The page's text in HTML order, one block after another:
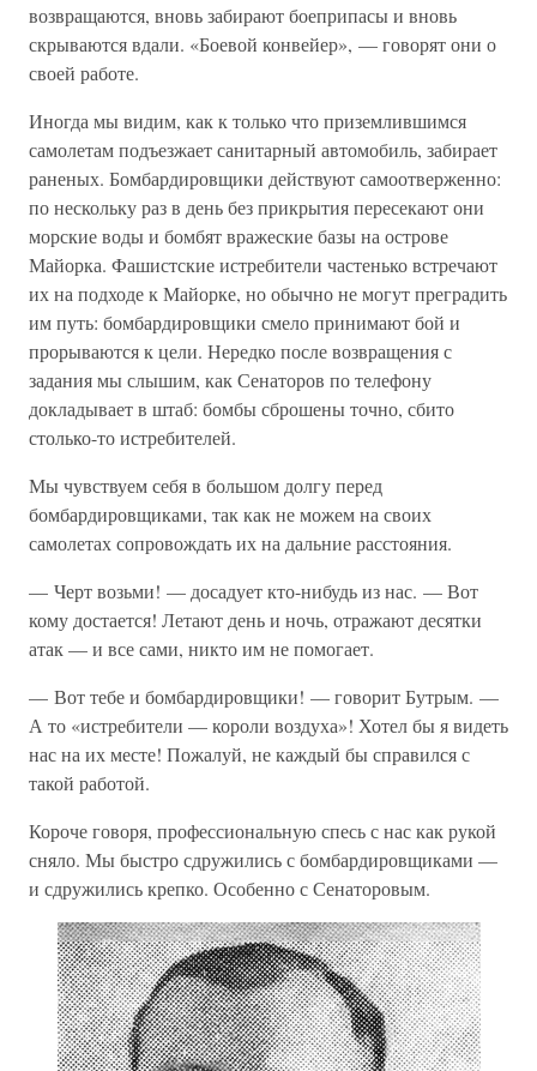
возвращаются, вновь забирают боеприпасы и вновь
скрываются вдали. «Боевой конвейер», — говорят они о
своей работе.
Иногда мы видим, как к только что приземлившимся
самолетам подъезжает санитарный автомобиль, забирает
раненых. Бомбардировщики действуют самоотверженно:
по нескольку раз в день без прикрытия пересекают они
морские воды и бомбят вражеские базы на острове
Майорка. Фашистские истребители частенько встречают
их на подходе к Майорке, но обычно не могут преградить
им путь: бомбардировщики смело принимают бой и
прорываются к цели. Нередко после возвращения с
задания мы слышим, как Сенаторов по телефону
докладывает в штаб: бомбы сброшены точно, сбито
столько-то истребителей.
Мы чувствуем себя в большом долгу перед
бомбардировщиками, так как не можем на своих
самолетах сопровождать их на дальние расстояния.
— Черт возьми! — досадует кто-нибудь из нас. — Вот
кому достается! Летают день и ночь, отражают десятки
атак — и все сами, никто им не помогает.
— Вот тебе и бомбардировщики! — говорит Бутрым. —
А то «истребители — короли воздуха»! Хотел бы я видеть
нас на их месте! Пожалуй, не каждый бы справился с
такой работой.
Короче говоря, профессиональную спесь с нас как рукой
сняло. Мы быстро сдружились с бомбардировщиками —
и сдружились крепко. Особенно с Сенаторовым.